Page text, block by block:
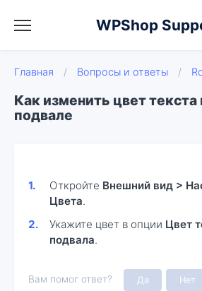
WPShop
Главная / Вопросы и ответы /
Как изменить цвет текста
подвале
Откройте Внешний вид >
Цвета.
Укажите цвет в опции Цвет
подвала.
Вам помог ответ? Да Нет